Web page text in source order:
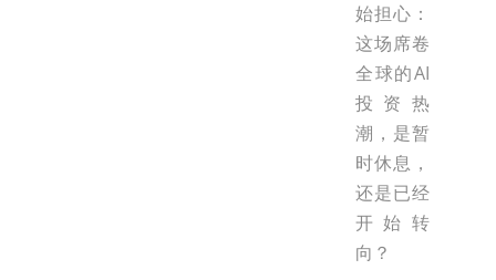
始担心：
这场席卷
全球的AI
投资热
潮，是暂
时休息，
还是已经
开始转
向？